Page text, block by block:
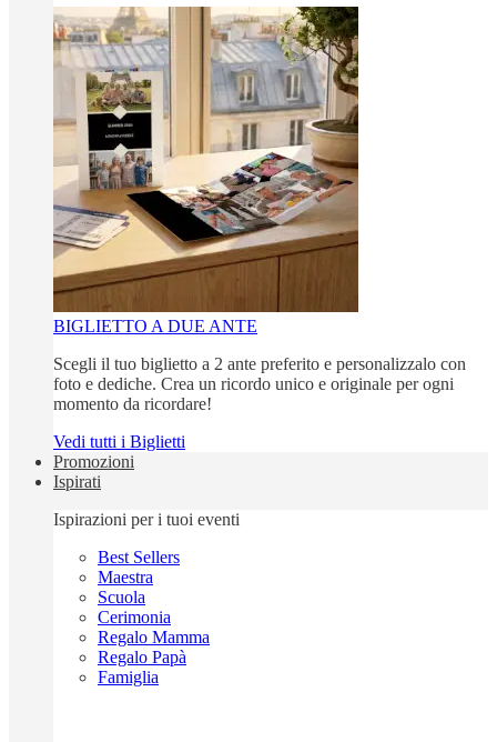
BIGLIETTO A DUE ANTE
Scegli il tuo biglietto a 2 ante preferito e personalizzalo con
foto e dediche. Crea un ricordo unico e originale per ogni
momento da ricordare!
Vedi tutti i Biglietti
Promozioni
Ispirati
Ispirazioni per i tuoi eventi
Best Sellers
Maestra
Scuola
Cerimonia
Regalo Mamma
Regalo Papà
Famiglia